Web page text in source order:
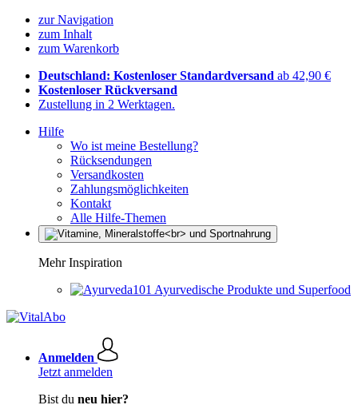
zur Navigation
zum Inhalt
zum Warenkorb
Deutschland: Kostenloser Standardversand ab 42,90 €
Kostenloser Rückversand
Zustellung in 2 Werktagen.
Hilfe
Wo ist meine Bestellung?
Rücksendungen
Versandkosten
Zahlungsmöglichkeiten
Kontakt
Alle Hilfe-Themen
Mehr Inspiration
Ayurvedische Produkte und Superfood
Anmelden
Jetzt anmelden
Bist du neu hier?